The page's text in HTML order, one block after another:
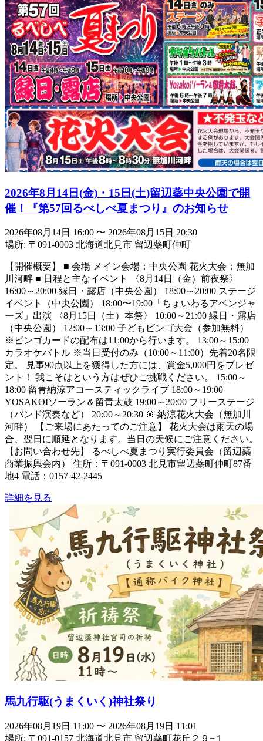
2026年8月14日(金)・15日(土)留辺蘂中央公園で開
催！『第57回るべしべ夏まつり』のお知らせ
2026年08月14日 16:00 〜 2026年08月15日 20:30
場所: 〒091-0003 北海道北見市 留辺蘂町仲町
【開催概要】 ■ 会場 メイン会場：中央公園 花火大会：無加
川河畔 ■ 日程と主なイベント 〈8月14日（金）前夜祭〉
16:00～20:00 縁日・露店（中央公園） 18:00～20:00 ステージ
イベント（中央公園） 18:00〜19:00「ちょいわるアベンジャ
ーズ」出演 〈8月15日（土）本祭〉 10:00～21:00 縁日・露店
（中央公園） 12:00～13:00 子どもビンゴ大会（参加無料）
※ビンゴカードの配布は11:00から行います。 13:00～15:00
カラオケバトル ※当日受付のみ（10:00～11:00）先着20名限
定。 見事90点以上を獲得した方には、賞金5,000円をプレゼ
ント！ 我こそはという方はぜひご挑戦ください。 15:00～
18:00 留青納涼アコースティックライブ 18:00～19:00
YOSAKOIソーラン＆留青太鼓 19:00～20:00 フリーステージ
（バンド演奏など） 20:00～20:30 🎇 納涼花火大会（無加川
河畔） 【ご来場にあたってのご注意】 花火大会は雨天の場
合、翌日に順延となります。当日の天候にご注意ください。
【お問い合わせ先】 るべしべ夏まつり実行委員会（留辺蘂
商業振興会内） 住所：〒091-0003 北見市留辺蘂町仲町87番
地4 電話：0157-42-2445
詳細を見る
馬九行駆(うまくいく)神社祭り
2026年08月19日 11:00 〜 2026年08月19日 11:01
場所: 〒091-0157 北海道北見市 留辺蘂町花丘２９−１